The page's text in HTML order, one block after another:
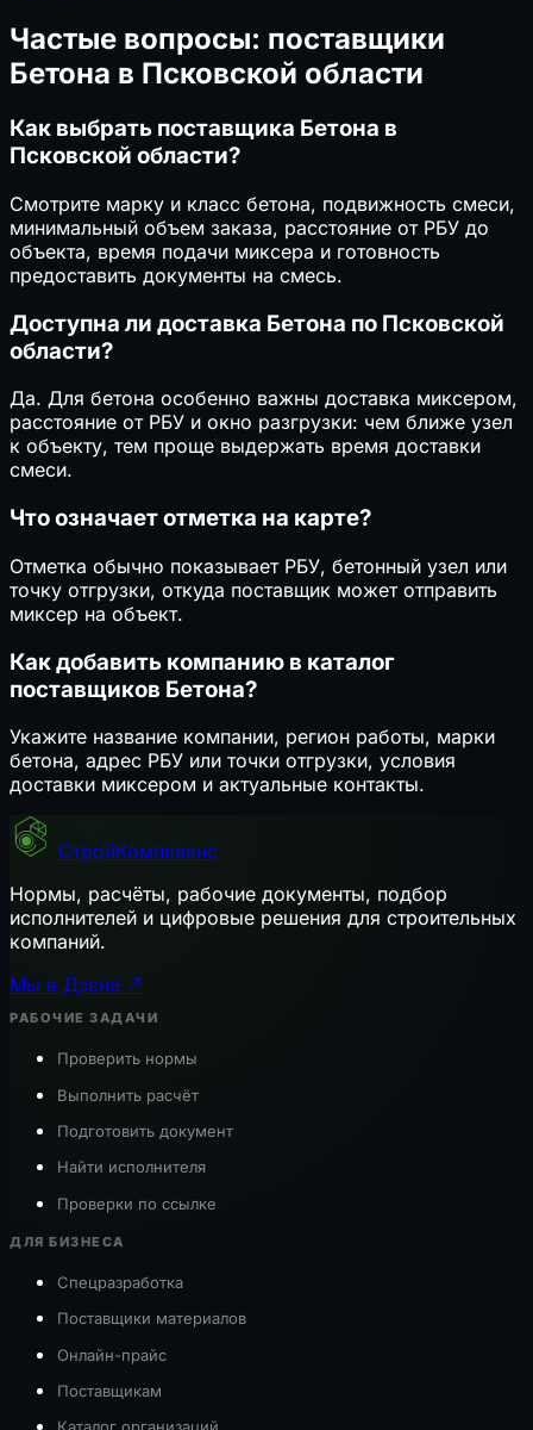
Частые вопросы: поставщики
Бетона в Псковской области
Как выбрать поставщика Бетона в
Псковской области?
Смотрите марку и класс бетона, подвижность смеси,
минимальный объем заказа, расстояние от РБУ до
объекта, время подачи миксера и готовность
предоставить документы на смесь.
Доступна ли доставка Бетона по Псковской
области?
Да. Для бетона особенно важны доставка миксером,
расстояние от РБУ и окно разгрузки: чем ближе узел
к объекту, тем проще выдержать время доставки
смеси.
Что означает отметка на карте?
Отметка обычно показывает РБУ, бетонный узел или
точку отгрузки, откуда поставщик может отправить
миксер на объект.
Как добавить компанию в каталог
поставщиков Бетона?
Укажите название компании, регион работы, марки
бетона, адрес РБУ или точки отгрузки, условия
доставки миксером и актуальные контакты.
СтройКомплаенс
Нормы, расчёты, рабочие документы, подбор
исполнителей и цифровые решения для строительных
компаний.
Мы в Дзене ↗
РАБОЧИЕ ЗАДАЧИ
Проверить нормы
Выполнить расчёт
Подготовить документ
Найти исполнителя
Проверки по ссылке
ДЛЯ БИЗНЕСА
Спецразработка
Поставщики материалов
Онлайн-прайс
Поставщикам